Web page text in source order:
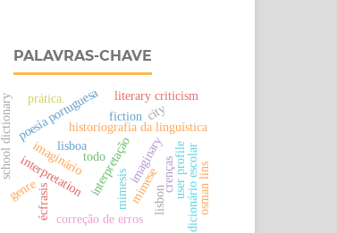
PALAVRAS-CHAVE
historiografia da linguística
interpretação
lisbon
city
imaginary
poesia portuguesa
lisboa
imaginário
interpretation mimesis
fiction
literary criticism
mimese
écfrasis
prática.
crenças
correção de erros
user profile
school dictionary
dicionário escolar
genre osman lins
todo